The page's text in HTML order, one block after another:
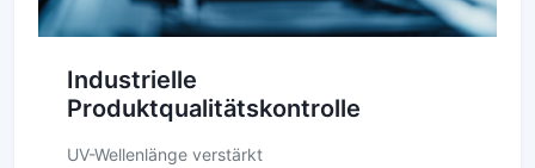
Industrielle
Produktqualitätskontrolle
UV-Wellenlänge verstärkt